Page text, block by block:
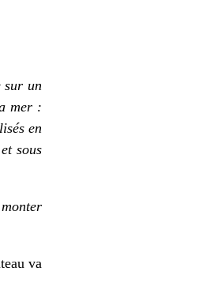
sur un
mer :
en
sous
va